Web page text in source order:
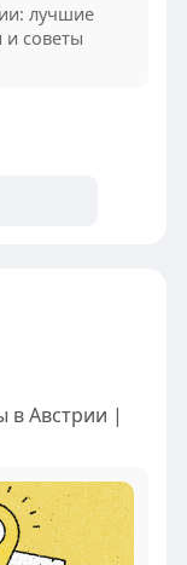
лучшие
и советы
в Австрии |